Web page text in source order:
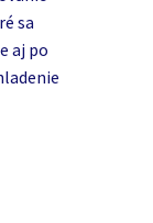
sa
aj po